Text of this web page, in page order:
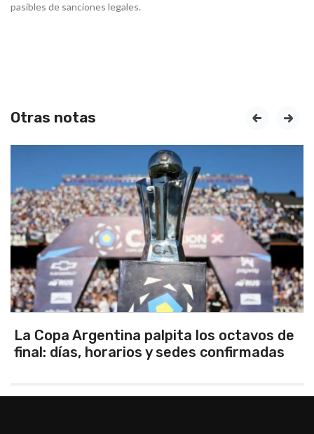
pasibles de sanciones legales.
Otras notas
palpita los octavos de
sedes confirmadas
Los seleccionados
Tandil ganaron
prev next